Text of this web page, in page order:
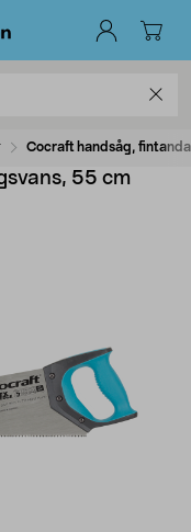
Cocraft handsåg,
55 cm